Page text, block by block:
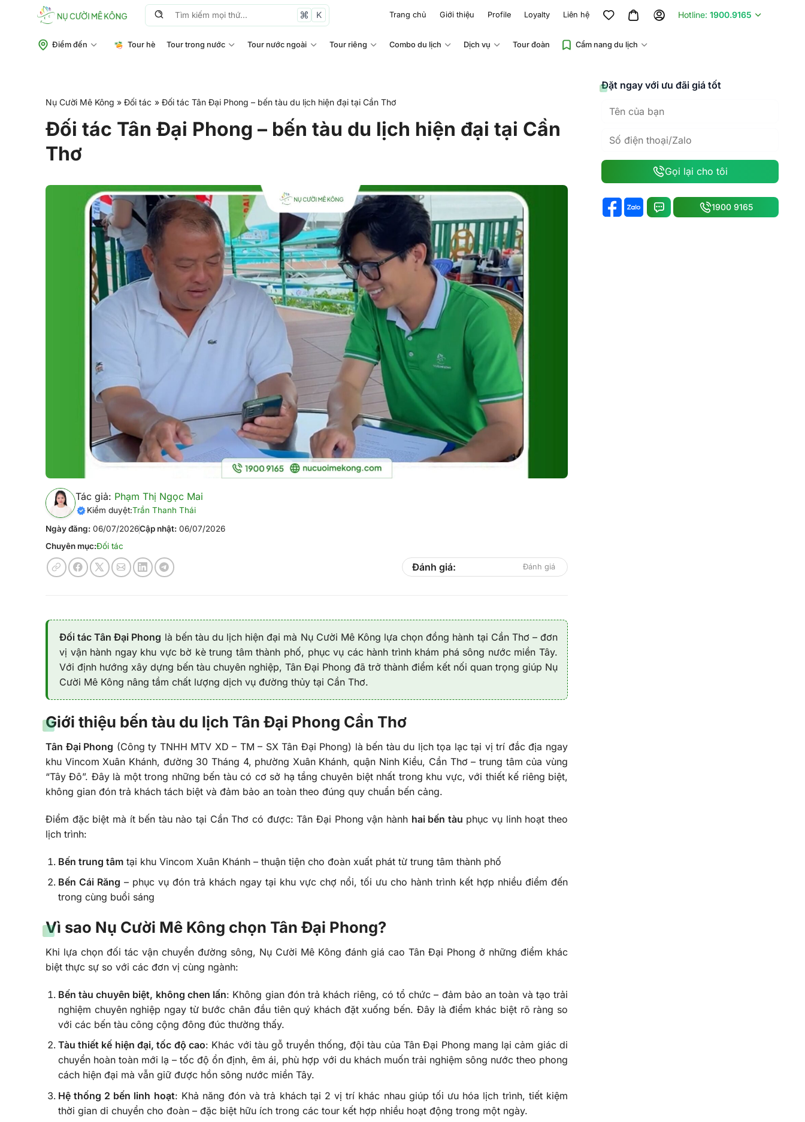
Tìm
K Trang chủ Giới thiệu Profile Loyalty Liên hệ Hotline: 1900.9165
Điểm đến Tour hè Tour trong nước Tour nước ngoài Tour riêng Combo du lịch Dịch vụ Tour đoàn Cẩm nang du lịch
Nụ Cười Mê Kông » Đối tác » Đối tác Tân Đại Phong – bến tàu du lịch hiện đại tại Cần Thơ
Đối tác Tân Đại Phong – bến tàu du lịch hiện đại tại Cần
Thơ
Tác giả: Phạm Thị Ngọc Mai
Kiểm duyệt:Trần Thanh Thái
Ngày đăng: 06/07/2026Cập nhật: 06/07/2026
Chuyên mục:Đối tác
Đánh giá: Đánh giá
Đối tác Tân Đại Phong là bến tàu du lịch hiện đại mà Nụ Cười Mê Kông lựa chọn đồng hành tại Cần Thơ – đơn
vị vận hành ngay khu vực bờ kè trung tâm thành phố, phục vụ các hành trình khám phá sông nước miền Tây.
Với định hướng xây dựng bến tàu chuyên nghiệp, Tân Đại Phong đã trở thành điểm kết nối quan trọng giúp Nụ
Cười Mê Kông nâng tầm chất lượng dịch vụ đường thủy tại Cần Thơ.
Giới thiệu bến tàu du lịch Tân Đại Phong Cần Thơ
Tân Đại Phong (Công ty TNHH MTV XD – TM – SX Tân Đại Phong) là bến tàu du lịch tọa lạc tại vị trí đắc địa ngay
khu Vincom Xuân Khánh, đường 30 Tháng 4, phường Xuân Khánh, quận Ninh Kiều, Cần Thơ – trung tâm của vùng
“Tây Đô”. Đây là một trong những bến tàu có cơ sở hạ tầng chuyên biệt nhất trong khu vực, với thiết kế riêng biệt,
không gian đón trả khách tách biệt và đảm bảo an toàn theo đúng quy chuẩn bến cảng.
Điểm đặc biệt mà ít bến tàu nào tại Cần Thơ có được: Tân Đại Phong vận hành hai bến tàu phục vụ linh hoạt theo
lịch trình:
Bến trung tâmtại khu Vincom Xuân Khánh – thuận tiện cho đoàn xuất phát từ trung tâm thành phố
Bến Cái Răng – phục vụ đón trả khách ngay tại khu vực chợ nổi, tối ưu cho hành trình kết hợp nhiều điểm đến
trong cùng buổi sáng
Vì sao Nụ Cười Mê Kông chọn Tân Đại Phong?
Khi lựa chọn đối tác vận chuyển đường sông, Nụ Cười Mê Kông đánh giá cao Tân Đại Phong ở những điểm khác
biệt thực sự so với các đơn vị cùng ngành:
Bến tàu chuyên biệt, không chen lấn: Không gian đón trả khách riêng, có tổ chức – đảm bảo an toàn và tạo trải
nghiệm chuyên nghiệp ngay từ bước chân đầu tiên quý khách đặt xuống bến. Đây là điểm khác biệt rõ ràng so
với các bến tàu công cộng đông đúc thường thấy.
Tàu thiết kế hiện đại, tốc độ cao: Khác với tàu gỗ truyền thống, đội tàu của Tân Đại Phong mang lại cảm giác di
chuyển hoàn toàn mới lạ – tốc độ ổn định, êm ái, phù hợp với du khách muốn trải nghiệm sông nước theo phong
cách hiện đại mà vẫn giữ được hồn sông nước miền Tây.
Hệ thống 2 bến linh hoạt: Khả năng đón và trả khách tại 2 vị trí khác nhau giúp tối ưu hóa lịch trình, tiết kiệm
thời gian di chuyển cho đoàn – đặc biệt hữu ích trong các tour kết hợp nhiều hoạt động trong một ngày.
Đặt ngay với ưu đãi giá tốt
Gọi lại cho tôi
1900 9165